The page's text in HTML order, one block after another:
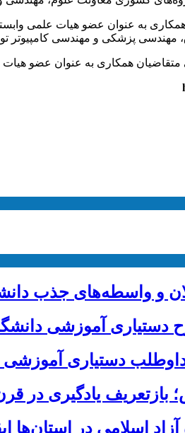
پزشکی و مهندسی کامپیوتر
همکاری به عنوان عضو
و واسطه‌های جذب
آموزشی دانشگاه آزاد تا ۱۶
یادگیری در